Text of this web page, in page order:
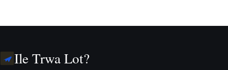
Ile Trwa Lot?